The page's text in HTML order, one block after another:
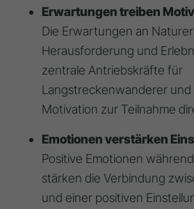
Erwartungen treiben
Die Erwartungen an
Herausforderung und
zentrale Antriebskräfte für
Langstreckenwanderer und
Motivation zur Teilnahme
Emotionen verstärken
Positive Emotionen
stärken die Verbindung
und einer positiven